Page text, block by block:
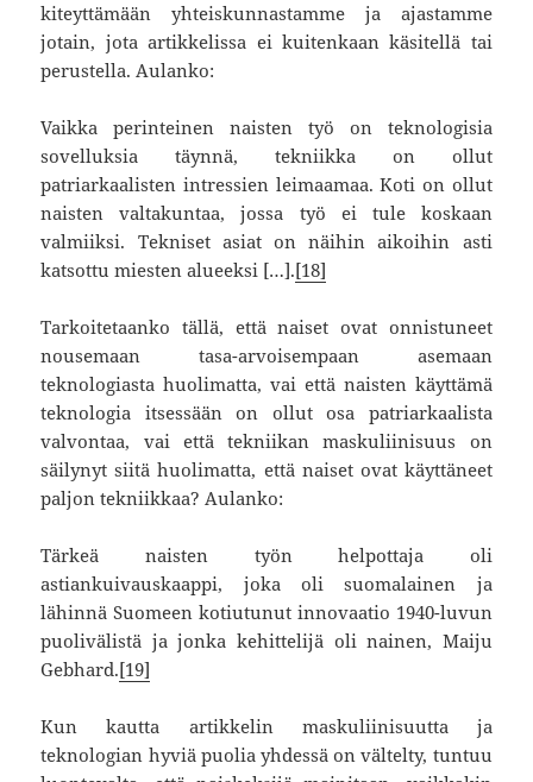
kiteyttämään yhteiskunnastamme ja ajastamme
jotain, jota artikkelissa ei kuitenkaan käsitellä tai
perustella. Aulanko:
Vaikka perinteinen naisten työ on teknologisia
sovelluksia täynnä, tekniikka on ollut
patriarkaalisten intressien leimaamaa. Koti on ollut
naisten valtakuntaa, jossa työ ei tule koskaan
valmiiksi. Tekniset asiat on näihin aikoihin asti
katsottu miesten alueeksi […].[18]
Tarkoitetaanko tällä, että naiset ovat onnistuneet
nousemaan tasa-arvoisempaan asemaan
teknologiasta huolimatta, vai että naisten käyttämä
teknologia itsessään on ollut osa patriarkaalista
valvontaa, vai että tekniikan maskuliinisuus on
säilynyt siitä huolimatta, että naiset ovat käyttäneet
paljon tekniikkaa? Aulanko:
Tärkeä naisten työn helpottaja oli
astiankuivauskaappi, joka oli suomalainen ja
lähinnä Suomeen kotiutunut innovaatio 1940-luvun
puolivälistä ja jonka kehittelijä oli nainen, Maiju
Gebhard.[19]
Kun kautta artikkelin maskuliinisuutta ja
teknologian hyviä puolia yhdessä on vältelty, tuntuu